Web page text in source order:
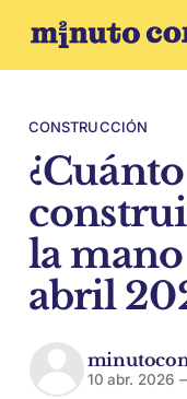
CONSTRUCCIÓN
la
abril
10 abr. 2026